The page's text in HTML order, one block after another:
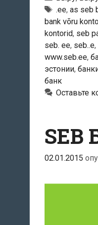
Тэги
.ee, as seb
bank võru
kontorid, seb
seb. ee, seb..e,
www.seb.ee,
эстонии,
банк
Оставьте
SEB
02.01.2015